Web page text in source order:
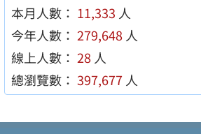
本月人數： 11,333 人
今年人數： 279,648 人
線上人數： 28 人
總瀏覽數： 397,677 人